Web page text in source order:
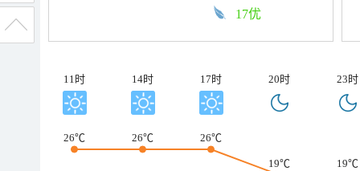
17优
11时 14时 17时 20时 23时
26℃ 26℃ 26℃
19℃ 19℃